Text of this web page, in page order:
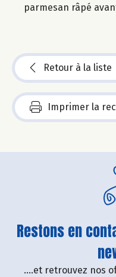
parmesan râpé
Retour à la liste
Imprimer la
Restons en
....et retrouvez nos